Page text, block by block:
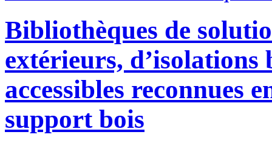
Bibliothèques de
extérieurs, d’isolations
accessibles reconnues
support bois